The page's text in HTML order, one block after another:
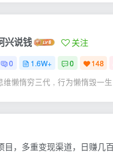
兴说钱 关注
0 1.6W+ 0 148
维懒惰穷三代 , 行为懒惰毁一
目，多重变现渠道，日赚几